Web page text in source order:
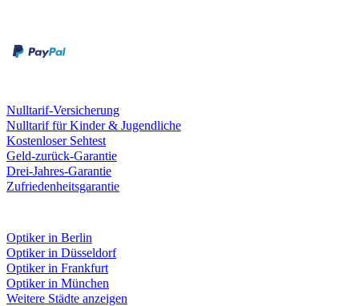
Nulltarif-Versicherung
Nulltarif für Kinder & Jugendliche
Kostenloser Sehtest
Geld-zurück-Garantie
Drei-Jahres-Garantie
Zufriedenheitsgarantie
Optiker in Berlin
Optiker in Düsseldorf
Optiker in Frankfurt
Optiker in München
Weitere Städte anzeigen